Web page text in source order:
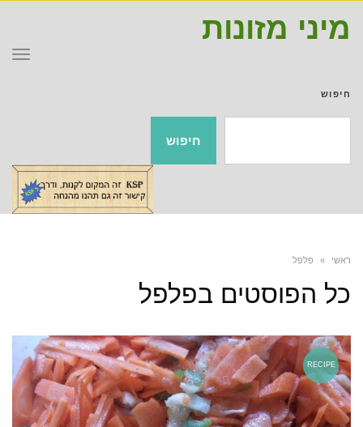
מיני מזונות
חיפוש
חיפוש
ראשי » פלפל
כל הפוסטים בפלפל
RECIPE